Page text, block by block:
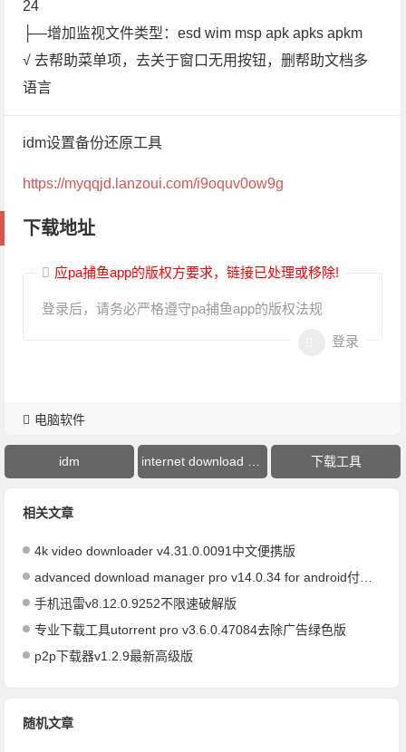
24
├—增加监视文件类型：esd wim msp apk apks apkm
√ 去帮助菜单项，去关于窗口无用按钮，删帮助文档多
语言
idm设置备份还原工具
https://myqqjd.lanzoui.com/i9oquv0ow9g
下载地址
应pa捕鱼app的版权方要求，链接已处理或移除!
登录后，请务必严格遵守pa捕鱼app的版权法规
登录
电脑软件
idm 下载工具
相关文章
4k video downloader v4.31.0.0091中文便携版
advanced download manager pro v14.0.34 for android付费高级版
手机迅雷v8.12.0.9252不限速破解版
专业下载工具utorrent pro v3.6.0.47084去除广告绿色版
p2p下载器v1.2.9最新高级版
随机文章